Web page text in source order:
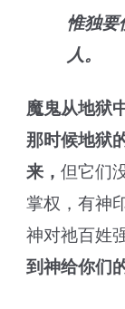
惟独
人。
魔鬼从地狱
那时候地狱
来，但它们
掌权，有神
神对祂百姓
到神给你们